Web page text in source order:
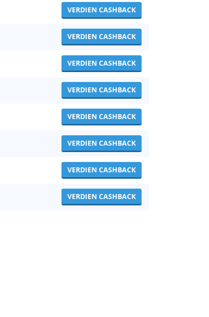
VERDIEN CASHBACK
VERDIEN CASHBACK
VERDIEN CASHBACK
VERDIEN CASHBACK
VERDIEN CASHBACK
VERDIEN CASHBACK
VERDIEN CASHBACK
VERDIEN CASHBACK